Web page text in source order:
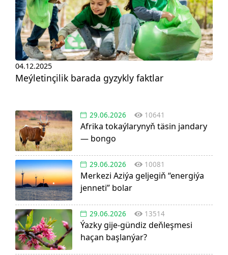
04.12.2025
Meýletinçilik barada gyzykly faktlar
29.06.2026 10641
Afrika tokaýlarynyň täsin jandary
— bongo
29.06.2026 10081
Merkezi Aziýa geljegiň “energiýa
jenneti” bolar
29.06.2026 13514
Ýazky gije-gündiz deňleşmesi
haçan başlanýar?